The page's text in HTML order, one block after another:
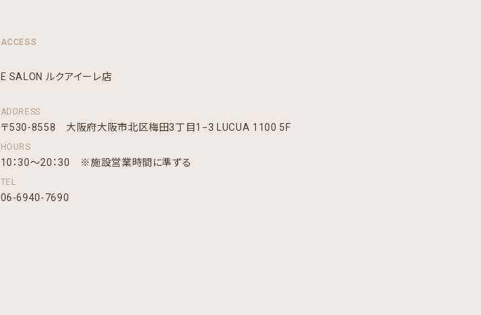
ACCESS
E SALON ルクアイーレ店
ADDRESS
〒530-8558 大阪府大阪市北区梅田3丁目1−3 LUCUA 1100 5F
HOURS
10：30～20：30 ※施設営業時間に準ずる
TEL
06-6940-7690